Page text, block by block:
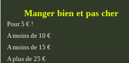
Manger bien et pas cher
Pour 5 € !
A moins de 10 €
A moins de 15 €
A plus de 25 €